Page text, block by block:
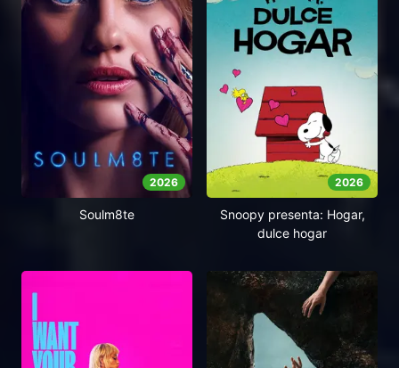
2026
Soulm8te
2026
Snoopy presenta: Hogar,
dulce hogar